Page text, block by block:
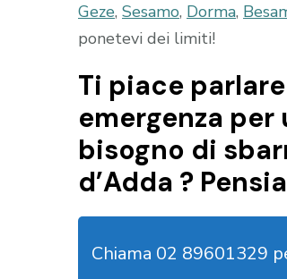
Geze, Sesamo, Dorma,
ponetevi dei limiti!
Ti piace
emergenza
bisogno di
d’Adda ?
Chiama 02 89601329